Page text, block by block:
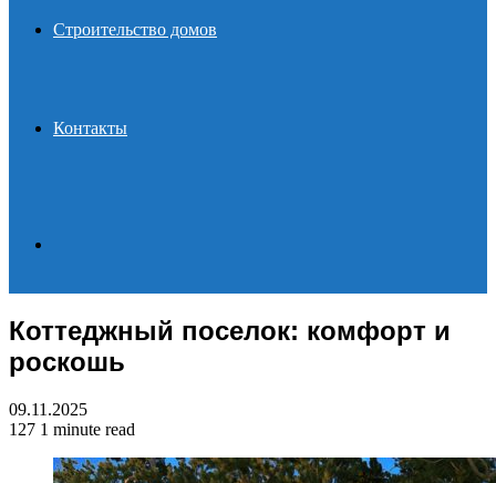
Строительство домов
Контакты
for
Коттеджный поселок: комфорт и
роскошь
09.11.2025
127 1 minute read